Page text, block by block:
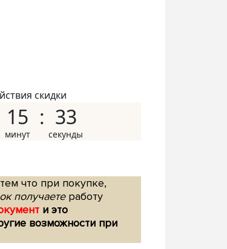
скидки
15 32
что при покупке,
получаетеработу
и это
возможности при